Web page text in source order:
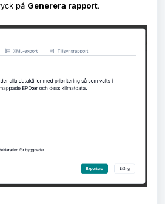
på Generera rapport.